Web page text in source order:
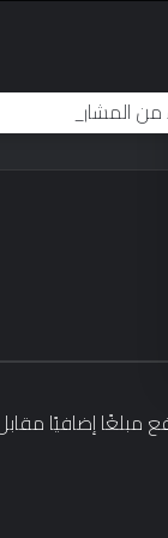
من المشاركة في